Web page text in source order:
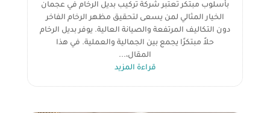
بأسلوب مبتكر تُعتبر شركة تركيب بديل الرخام في عجمان
الخيار المثالي لمن يسعى لتحقيق مظهر الرخام الفاخر
دون التكاليف المرتفعة والصيانة العالية. يوفر بديل الرخام
حلاً مبتكرًا يجمع بين الجمالية والعملية. في هذا
المقال،...
قراءة المزيد